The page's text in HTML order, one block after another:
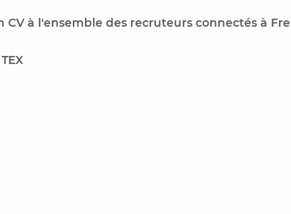
à l'ensemble des recruteurs connectés à